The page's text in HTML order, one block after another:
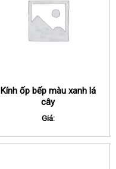
Kính ốp bếp màu xanh lá
cây
Giá: